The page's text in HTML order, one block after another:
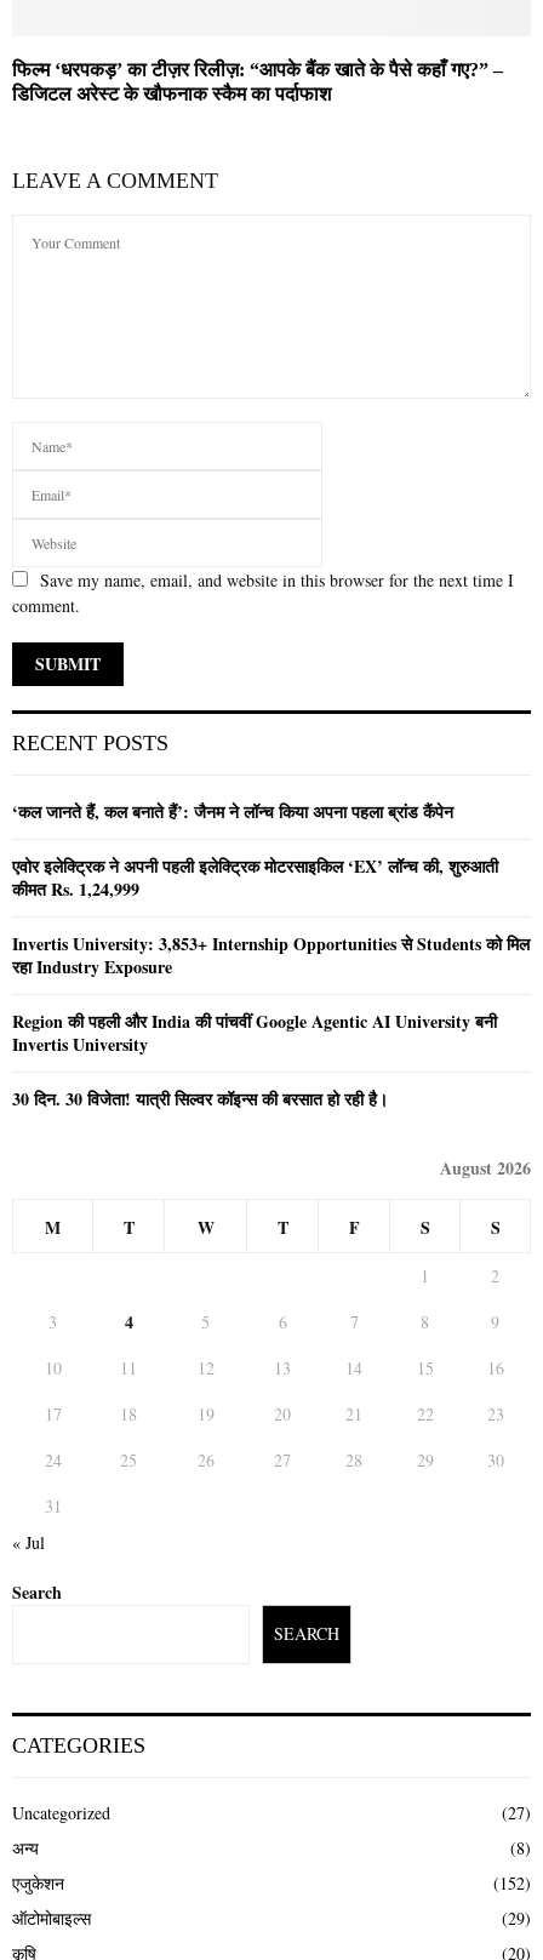
फिल्म ‘धरपकड़’ का टीज़र रिलीज़: “आपके बैंक खाते के पैसे कहाँ गए?” –
डिजिटल अरेस्ट के खौफनाक स्कैम का पर्दाफाश
LEAVE A COMMENT
Save my name, email, and website in this browser for the next time I
comment.
RECENT POSTS
‘कल जानते हैं, कल बनाते हैं’: जैनम ने लॉन्च किया अपना पहला ब्रांड कैंपेन
एवोर इलेक्ट्रिक ने अपनी पहली इलेक्ट्रिक मोटरसाइकिल ‘EX’ लॉन्च की, शुरुआती
कीमत Rs. 1,24,999
Invertis University: 3,853+ Internship Opportunities से Students को मिल
रहा Industry Exposure
Region की पहली और India की पांचवीं Google Agentic AI University बनी
Invertis University
30 दिन. 30 विजेता! यात्री सिल्वर कॉइन्स की बरसात हो रही है।
August 2026
M T W T F S S
1
2
3
4 5 6 7 8
9
10
11 12 13 14 15
16
17
18 19 20 21 22
23
24
25 26 27 28 29
30
31
« Jul
Search
SEARCH
CATEGORIES
Uncategorized
(27)
अन्य
(8)
एजुकेशन
(152)
ऑटोमोबाइल्स
(29)
कृषि
(20)